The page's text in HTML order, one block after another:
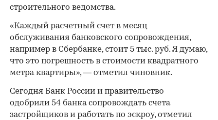
строительного ведомства.
«Каждый расчетный счет в месяц
обслуживания банковского сопровождения,
например в Сбербанке, стоит 5 тыс. руб. Я думаю,
что это погрешность в стоимости квадратного
метра квартиры», — отметил чиновник.
Сегодня Банк России и правительство
одобрили 54 банка сопровождать счета
застройщиков и работать по эскроу, отметил